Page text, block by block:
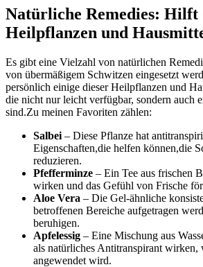
Natürliche Remedies: Hilft
Heilpflanzen und
Es gibt eine Vielzahl von natürlichen
von⁤ übermäßigem Schwitzen eingesetzt
persönlich ‌einige dieser Heilpflanzen und
die⁢ nicht nur ‍leicht verfügbar,‍ sondern‌ auch
‍sind.Zu meinen Favoriten zählen:
Salbei – Diese Pflanze hat
Eigenschaften,die helfen können,die
reduzieren.
Pfefferminze – Ein Tee aus frischen
wirken und das Gefühl von Frische
Aloe Vera – Die‌ Gel-ähnliche
betroffenen Bereiche aufgetragen
beruhigen.
Apfelessig – Eine‌ Mischung aus
als natürliches Antitranspirant wirken,⁢
angewendet wird.